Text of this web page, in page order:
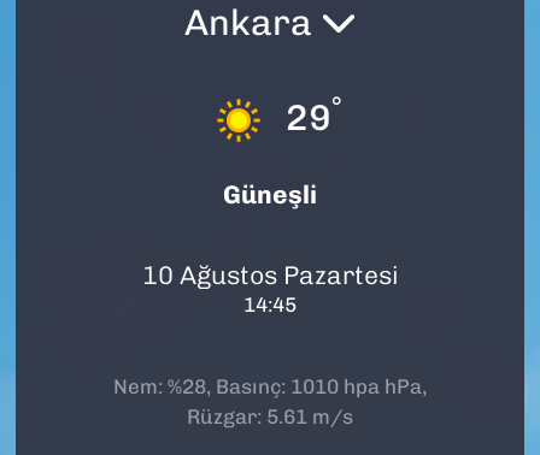
Ankara
29°
Güneşli
10 Ağustos Pazartesi
14:45
Nem: %28, Basınç: 1010 hpa hPa,
Rüzgar: 5.61 m/s
YEREL YÖNETİMLER